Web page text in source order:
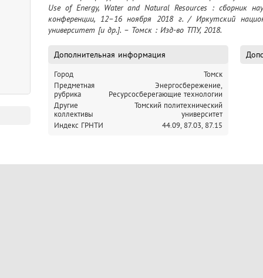
Use of Energy, Water and Natural Resources : сборник
конференции, 12–16 ноября 2018 г. / Иркутский
университет [и др.]. – Томск : Изд-во ТПУ, 2018.
Дополнительная информация
Город
Томск
Предметная
рубрика
Энергосбережение,
Ресурсосберегающие технологии
Другие
коллективы
Томский политехнический
университет
Индекс ГРНТИ
44.09, 87.03, 87.15